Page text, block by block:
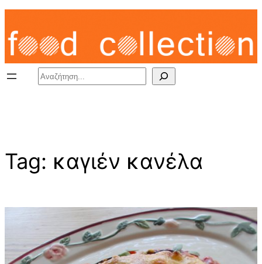
Skip
content
Search
Tag: καγιέν κανέλα